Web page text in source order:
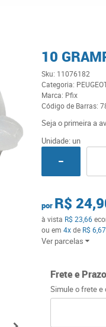
10
Sku: 11076182
Categoria:
Marca: Pfix
Código de Barras:
Seja o primeira a
Unidade: un
por R$
à vista R$ 23,66
ou em 4xde R$ 6,67
Ver parcelas
Frete e Prazo
Simule o frete e